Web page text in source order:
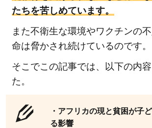
たちを苦しめています。
また不衛生な環境やワクチンの
命は脅かされ続けているのです。
そこでこの記事では、以下の内
た。
・アフリカの現と貧困が子
る影響